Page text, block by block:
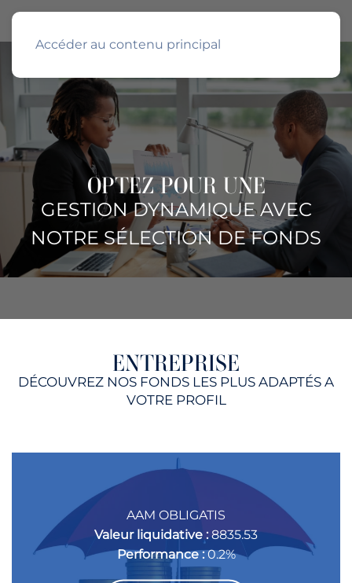
Accéder au contenu principal
OPTEZ POUR UNE
GESTION DYNAMIQUE AVEC
NOTRE SÉLECTION DE FONDS
ENTREPRISE
DÉCOUVREZ NOS FONDS LES PLUS ADAPTÉS A
VOTRE PROFIL
AAM OBLIGATIS
Valeur liquidative : 8835.53
Performance : 0.2%